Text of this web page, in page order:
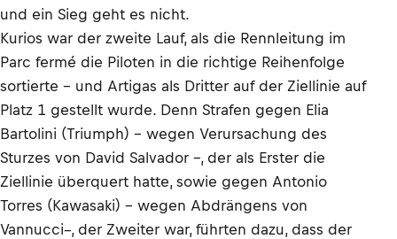
und ein Sieg geht es nicht.
Kurios war der zweite Lauf, als die Rennleitung im
Parc fermé die Piloten in die richtige Reihenfolge
sortierte – und Artigas als Dritter auf der Ziellinie auf
Platz 1 gestellt wurde. Denn Strafen gegen Elia
Bartolini (Triumph) – wegen Verursachung des
Sturzes von David Salvador –, der als Erster die
Ziellinie überquert hatte, sowie gegen Antonio
Torres (Kawasaki) – wegen Abdrängens von
Vannucci–, der Zweiter war, führten dazu, dass der